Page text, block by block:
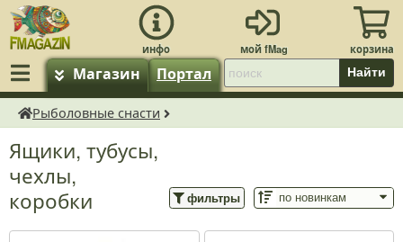
Магазин Портал Найти
fMagazin.ru
Рыболовные снасти
Ящики, тубусы,
чехлы,
коробки
фильтры